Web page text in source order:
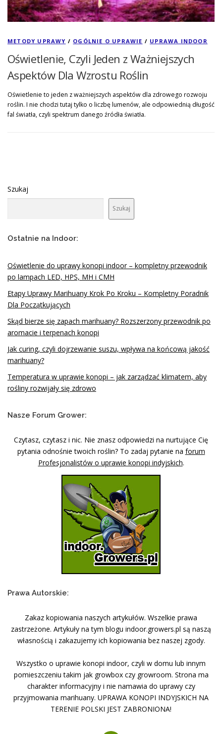
METODY UPRAWY / OGÓLNIE O UPRAWIE / UPRAWA INDOOR
Oświetlenie, Czyli Jeden z Ważniejszych
Aspektów Dla Wzrostu Roślin
Oświetlenie to jeden z ważniejszych aspektów dla zdrowego rozwoju
roślin. I nie chodzi tutaj tylko o liczbę lumenów, ale odpowiednią długość
fal światła, czyli spektrum danego źródła światła.
Szukaj
Szukaj
Ostatnie na Indoor:
Oświetlenie do uprawy konopi indoor – kompletny przewodnik
po lampach LED, HPS, MH i CMH
Etapy Uprawy Marihuany Krok Po Kroku – Kompletny Poradnik
Dla Początkujących
Skąd bierze się zapach marihuany? Rozszerzony przewodnik po
aromacie i terpenach konopi
Jak curing, czyli dojrzewanie suszu, wpływa na końcową jakość
marihuany?
Temperatura w uprawie konopi – jak zarządzać klimatem, aby
rośliny rozwijały się zdrowo
Nasze Forum Grower:
Czytasz, czytasz i nic. Nie znasz odpowiedzi na nurtujące Cię
pytania odnośnie twoich roślin? To zadaj pytanie na forum
Profesjonalistów o uprawie konopi indyjskich.
Prawa Autorskie:
Zakaz kopiowania naszych artykułów. Wszelkie prawa
zastrzeżone. Artykuły na tym blogu indoor.growers.pl są naszą
własnością i zakazujemy ich kopiowania bez naszej zgody.
Wszystko o uprawie konopi indoor, czyli w domu lub innym
pomieszczeniu takim jak growbox czy growroom. Strona ma
charakter informacyjny i nie namawia do uprawy czy
przyjmowania marihuany. UPRAWA KONOPI INDYJSKICH NA
TERENIE POLSKI JEST ZABRONIONA!